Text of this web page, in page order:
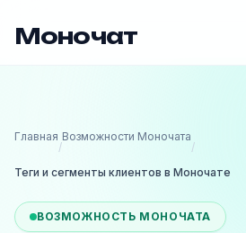
Моночат
Главная
/
Возможности Моночата
/
Теги и сегменты клиентов в Моночате
ВОЗМОЖНОСТЬ МОНОЧАТА